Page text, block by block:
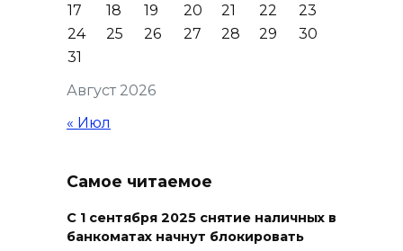
На юге и северо-востоке
Ростовской области сегодня
ожидается чрезвычайная
09 августа 2026 09:34
Август 2026
17
18 19 20 21 22
23
24
25 26 27 28 29
30
31
« Июл
Самое читаемое
С 1 сентября 2025 снятие наличных в
банкоматах начнут блокировать